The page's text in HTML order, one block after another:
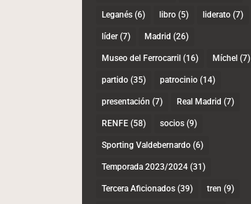
Leganés(6) libro(5) liderato(7)
líder(7) Madrid (26)
Museo del Ferrocarril (16) Míchel (7)
partido(35) patrocinio(14)
presentación (7) Real Madrid (7)
RENFE(58) socios(9)
Sporting Valdebernardo(6)
Temporada 2023/2024(31)
Tercera Aficionados(39) tren (9)